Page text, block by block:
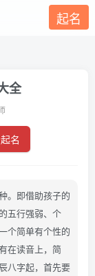
起名
全
名
。即借助孩子的
五行强弱、个
个简单有个性的
在读音上，简
八字起，首先要